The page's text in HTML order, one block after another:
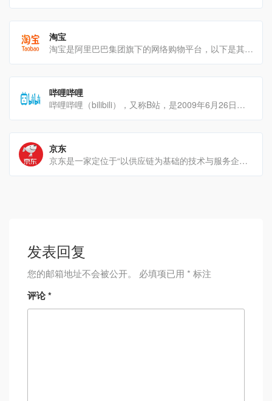
淘宝
淘宝是阿里巴巴集团旗下的网络购物平台，以下是其详细介绍：发展历程：创立初期：2003年5月，淘宝网[…]
哔哩哔哩
哔哩哔哩（bilibili），又称B站，是2009年6月26日由徐逸创建的一个潮流文化娱乐社区[…]
京东
京东是一家定位于“以供应链为基础的技术与服务企业”，由刘强东于1998年创立，并于2004年进入电商[…]
发表回复
您的邮箱地址不会被公开。 必填项已用 * 标注
评论*